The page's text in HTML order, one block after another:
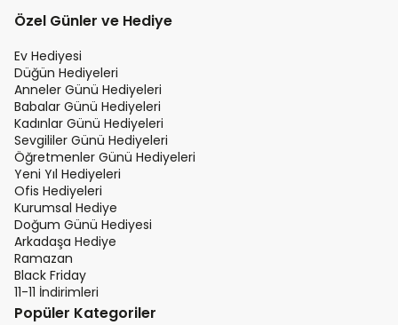
Özel Günler ve Hediye
Ev Hediyesi
Düğün Hediyeleri
Anneler Günü Hediyeleri
Babalar Günü Hediyeleri
Kadınlar Günü Hediyeleri
Sevgililer Günü Hediyeleri
Öğretmenler Günü Hediyeleri
Yeni Yıl Hediyeleri
Ofis Hediyeleri
Kurumsal Hediye
Doğum Günü Hediyesi
Arkadaşa Hediye
Ramazan
Black Friday
11-11 İndirimleri
Popüler Kategoriler